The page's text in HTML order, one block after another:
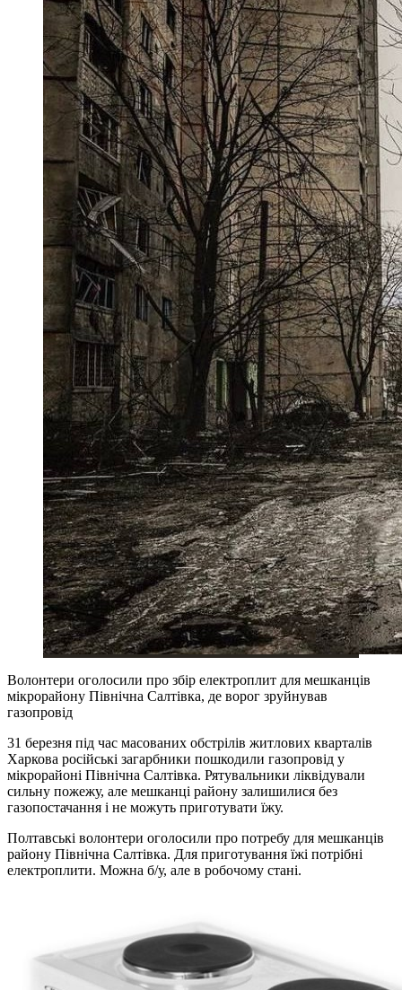
Волонтери оголосили про збір електроплит для мешканців
мікрорайону Північна Салтівка, де ворог зруйнував
газопровід
31 березня під час масованих обстрілів житлових кварталів
Харкова російські загарбники пошкодили газопровід у
мікрорайоні Північна Салтівка. Рятувальники ліквідували
сильну пожежу, але мешканці району залишилися без
газопостачання і не можуть приготувати їжу.
Полтавські волонтери оголосили про потребу для мешканців
району Північна Салтівка. Для приготування їжі потрібні
електроплити. Можна б/у, але в робочому стані.